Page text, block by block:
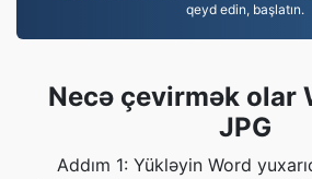
qeyd edin, başlatın.
Necə çevirmək olar
JPG
Addım 1: Yükləyin Word